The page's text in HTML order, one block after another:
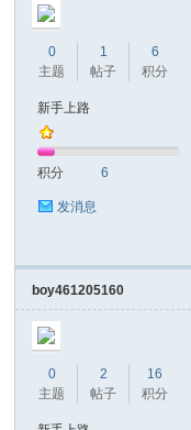
0
主题
1
帖子
6
积分
新手上路
积分 6
发消息
boy461205160
0
主题
2
帖子
16
积分